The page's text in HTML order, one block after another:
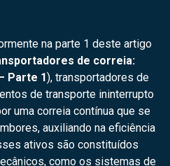
na parte 1 deste artigo
de correia:
Parte 1), transportadores de
de transporte ininterrupto
uma correia contínua que se
auxiliando na eficiência
ativos são constituídos
como os sistemas de